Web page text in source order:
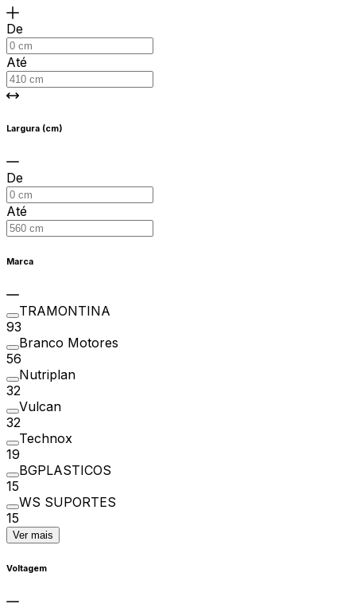
De
Até
Largura (cm)
De
Até
Marca
TRAMONTINA
93
Branco Motores
56
Nutriplan
32
Vulcan
32
Technox
19
BGPLASTICOS
15
WS SUPORTES
15
Ver mais
Voltagem